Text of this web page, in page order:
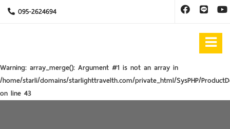
095-2624694
Warning: array_merge(): Argument #1 is not an array in
/home/starli/domains/starlighttravelth.com/private_html/SysPHP/
on line 43